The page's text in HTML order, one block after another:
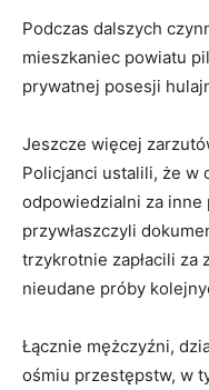
Podczas dalszych
mieszkaniec powiatu
prywatnej posesji
Jeszcze więcej
Policjanci ustalili, że w
odpowiedzialni za inne
przywłaszczyli
trzykrotnie zapłacili za
nieudane próby
Łącznie mężczyźni,
ośmiu przestępstw, w